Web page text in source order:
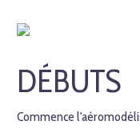
DÉBUTS
Commence